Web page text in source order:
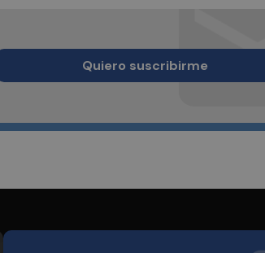
Quiero suscribirme